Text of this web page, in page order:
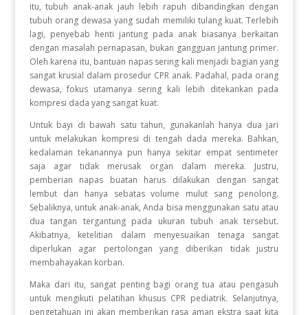
itu, tubuh anak-anak jauh lebih rapuh dibandingkan dengan
tubuh orang dewasa yang sudah memiliki tulang kuat.Terlebih
lagi, penyebab henti jantung pada anak biasanya berkaitan
dengan masalah pernapasan, bukan gangguan jantung primer.
Oleh karena itu, bantuan napas sering kali menjadi bagian yang
sangat krusial dalam prosedur CPR anak. Padahal, pada orang
dewasa, fokus utamanya sering kali lebih ditekankan pada
kompresi dada yang sangat kuat.
Untuk bayi di bawah satu tahun, gunakanlah hanya dua jari
untuk melakukan kompresi di tengah dada mereka. Bahkan,
kedalaman tekanannya pun hanya sekitar empat sentimeter
saja agar tidak merusak organ dalam mereka. Justru,
pemberian napas buatan harus dilakukan dengan sangat
lembut dan hanya sebatas volume mulut sang penolong.
Sebaliknya, untuk anak-anak, Anda bisa menggunakan satu atau
dua tangan tergantung pada ukuran tubuh anak tersebut.
Akibatnya, ketelitian dalam menyesuaikan tenaga sangat
diperlukan agar pertolongan yang diberikan tidak justru
membahayakan korban.
Maka dari itu, sangat penting bagi orang tua atau pengasuh
untuk mengikuti pelatihan khusus CPR pediatrik. Selanjutnya,
pengetahuan ini akan memberikan rasa aman ekstra saat kita